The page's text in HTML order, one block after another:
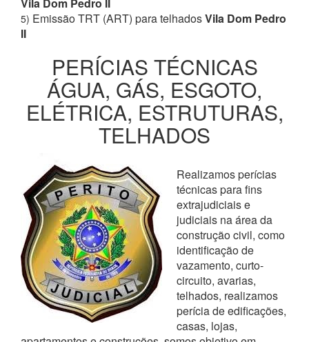
5) Emissão TRT (ART) para telhadosVila Dom Pedro
II
PERÍCIAS TÉCNICAS
ÁGUA, GÁS, ESGOTO,
ELÉTRICA, ESTRUTURAS,
TELHADOS
Realizamos perícias
técnicas para fins
extrajudiciais e
judiciais na área da
construção civil, como
identificação de
vazamento, curto-
circuito, avarias,
telhados, realizamos
perícia de edificações,
casas, lojas,